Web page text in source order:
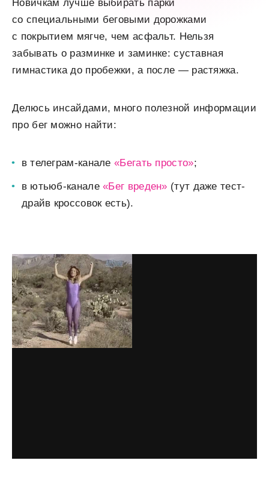
Новичкам лучше выбирать парки
со специальными беговыми дорожками
с покрытием мягче, чем асфальт. Нельзя
забывать о разминке и заминке: суставная
гимнастика до пробежки, а после — растяжка.
Делюсь инсайдами, много полезной информации
про бег можно найти:
в телеграм-канале«Бегать просто»;
в ютьюб-канале«Бег вреден» (тут даже тест-
драйв кроссовок есть).